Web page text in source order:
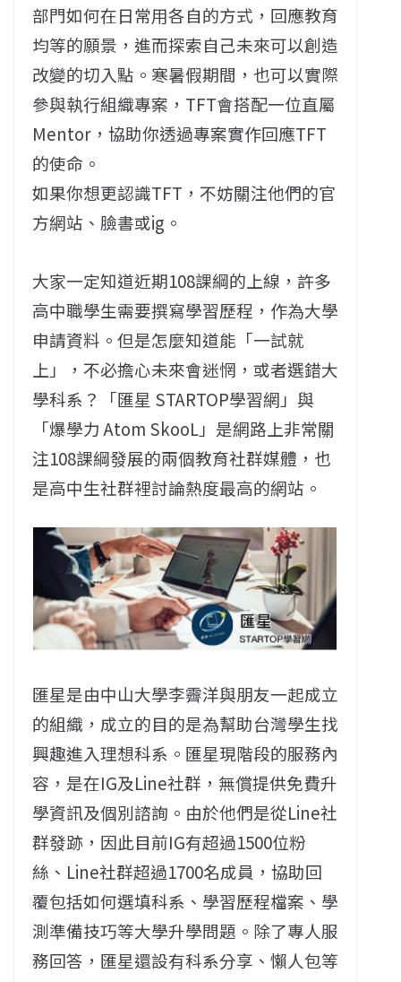
部門如何在日常用各自的方式，回應教育
均等的願景，進而探索自己未來可以創造
改變的切入點。寒暑假期間，也可以實際
參與執行組織專案，TFT會搭配一位直屬
Mentor，協助你透過專案實作回應TFT
的使命。
如果你想更認識TFT，不妨關注他們的官
方網站、臉書或ig。
大家一定知道近期108課綱的上線，許多
高中職學生需要撰寫學習歷程，作為大學
申請資料。但是怎麼知道能「一試就
上」，不必擔心未來會迷惘，或者選錯大
學科系？「匯星 STARTOP學習網」與
「爆學力 Atom SkooL」是網路上非常關
注108課綱發展的兩個教育社群媒體，也
是高中生社群裡討論熱度最高的網站。
匯星是由中山大學李霽洋與朋友一起成立
的組織，成立的目的是為幫助台灣學生找
興趣進入理想科系。匯星現階段的服務內
容，是在IG及Line社群，無償提供免費升
學資訊及個別諮詢。由於他們是從Line社
群發跡，因此目前IG有超過1500位粉
絲、Line社群超過1700名成員，協助回
覆包括如何選填科系、學習歷程檔案、學
測準備技巧等大學升學問題。除了專人服
務回答，匯星還設有科系分享、懶人包等